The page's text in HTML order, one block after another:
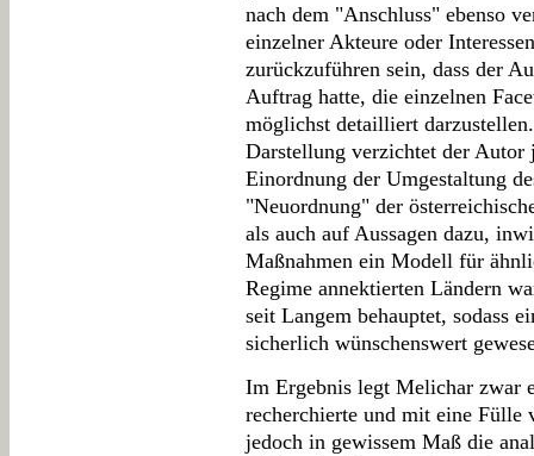
nach dem "Anschluss" ebenso
einzelner Akteure oder
zurückzuführen sein, dass der
Auftrag hatte, die einzelnen
möglichst detailliert
Darstellung verzichtet der Autor
Einordnung der Umgestaltung
"Neuordnung" der
als auch auf Aussagen dazu,
Maßnahmen ein Modell für
Regime annektierten Ländern
seit Langem behauptet, sodass
sicherlich wünschenswert
Im Ergebnis legt Melichar zwar
recherchierte und mit eine Fülle
jedoch in gewissem Maß die